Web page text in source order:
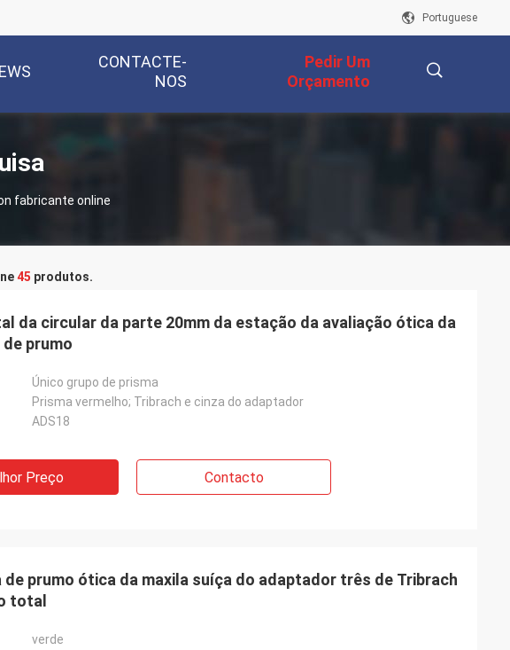
Portuguese
CONTACTE-
NOS
Pedir Um
Orçamento
fabricante online
45 produtos.
da circular da parte 20mm da estação da avaliação ótica da
prumo
Único grupo de prisma
Prisma vermelho; Tribrach e cinza do adaptador
ADS18
Preço Contacto
de prumo ótica da maxila suíça do adaptador três de Tribrach
total
verde